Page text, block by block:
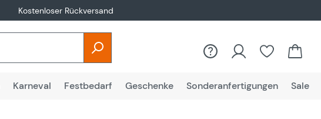
Kostenloser Rückversand
Karneval Festbedarf Geschenke Sonderanfertigungen Sale